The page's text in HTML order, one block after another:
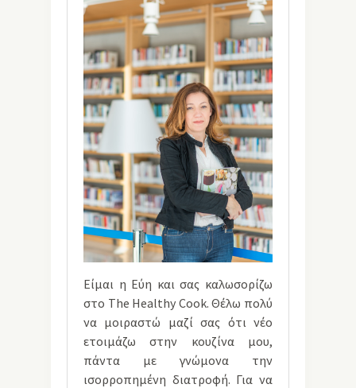
Είμαι η Εύη και σας καλωσορίζω
στο The Healthy Cook. Θέλω πολύ
να μοιραστώ μαζί σας ότι νέο
ετοιμάζω στην κουζίνα μου,
πάντα με γνώμονα την
ισορροπημένη διατροφή. Για να